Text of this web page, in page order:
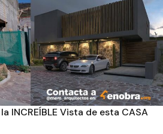
la INCREÍBLE Vista de esta CASA